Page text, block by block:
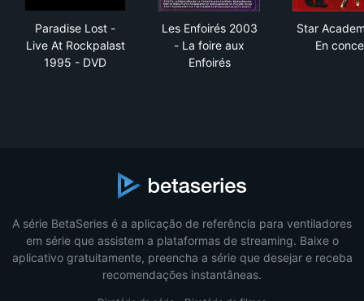
Paradise Lost -
Live At Rockpalast
1995 - DVD
Les Enfoirés 2003
- La foire aux
Enfoirés
Star
En
A série BetaSeries é a aplicação de referência para ventiladores
em série que assistem a plataformas de streaming. Baixe o
aplicativo gratuitamente, preencha a série que desejar e receba
recomendações instantâneas.